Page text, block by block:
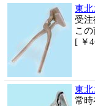
東北
受
こ
[ ￥
東北
常時